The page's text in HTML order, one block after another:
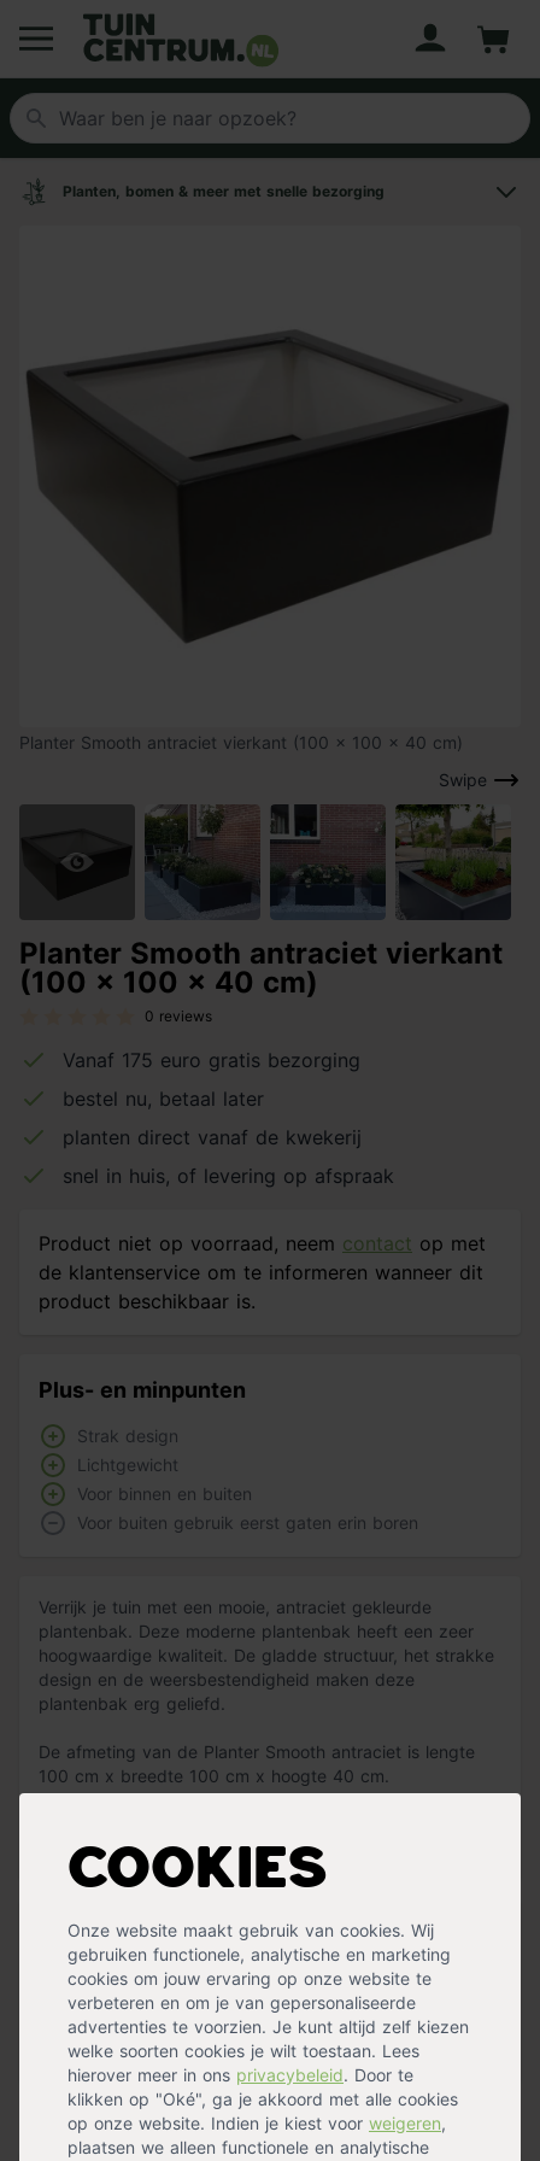
Logo Tuincentrum.nl
Cookies
Onze website maakt gebruik van cookies. Wij
gebruiken functionele, analytische en marketing
cookies om jouw ervaring op onze website te
verbeteren en om je van gepersonaliseerde
advertenties te voorzien. Je kunt altijd zelf kiezen
welke soorten cookies je wilt toestaan. Lees
hierover meer in ons privacybeleid. Door te
klikken op "Oké", ga je akkoord met alle cookies
op onze website. Indien je kiest voor weigeren,
plaatsen we alleen functionele en analytische
Planten, bomen & meer met snelle bezorging
Swipe
Planter Smooth antraciet vierkant (100 x 100 x 40 cm)
Planter Smooth antraciet vierkant
(100 x 100 x 40 cm)
0 reviews
Vanaf 175 euro gratis bezorging
bestel nu, betaal later
planten direct vanaf de kwekerij
snel in huis, of levering op afspraak
Product niet op voorraad, neem contact op met
de klantenservice om te informeren wanneer dit
product beschikbaar is.
Plus- en minpunten
Strak design
Lichtgewicht
Voor binnen en buiten
Voor buiten gebruik eerst gaten erin boren
Verrijk je tuin met een mooie, antraciet gekleurde
plantenbak. Deze moderne plantenbak heeft een zeer
hoogwaardige kwaliteit. De gladde structuur, het strakke
design en de weersbestendigheid maken deze
plantenbak erg geliefd.
De afmeting van de Planter Smooth antraciet is lengte
100 cm x breedte 100 cm x hoogte 40 cm.
Lees meer »
bak is vorst- en regenbestendig en kan daardoor het
gehele jaar buiten blijven staan.
De binnenkant bestaat uit EPS isolatiemateriaal, waardoor
de totale plantenbak goed wordt beschermd. Maak de
plantenbak schoon met een microvezel doek!
Specificaties
- Strak design
- Lichtgewicht plantenbak
- Wordt geleverd zonder gaten
- Geschikt voor binnen en buiten
Specificaties
Geschikt voor Binnen,Buiten
Kleur
Antraciet
Materiaal
Kunststof,Polyester
Vorm
Vierkant
Handig voor erbij